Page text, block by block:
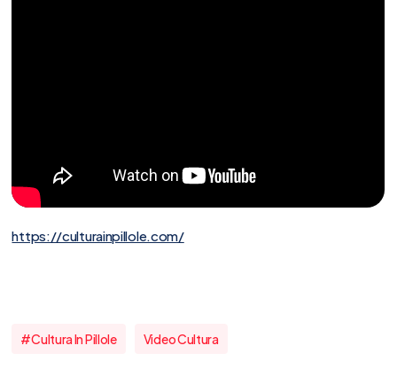
https://culturainpillole.com/
#cultura In Pillole Video Cultura